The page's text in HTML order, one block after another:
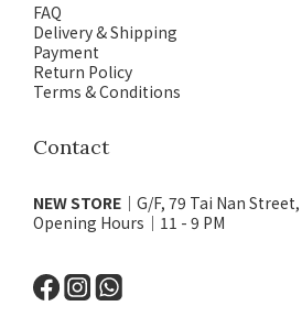
FAQ
Delivery & Shipping
Payment
Return Policy
Terms & Conditions
Contact
NEW STORE ｜G/F, 79 Tai Nan
Opening Hours｜11 - 9 PM